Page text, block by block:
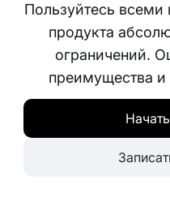
Пользуйтесь
продукта
ограничений.
преимущества и